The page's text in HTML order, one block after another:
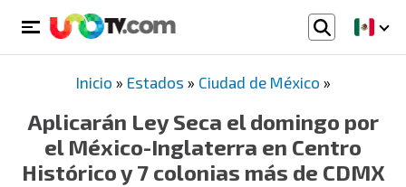
Inicio » Estados » Ciudad de México »
Aplicarán Ley Seca el domingo por
el México-Inglaterra en Centro
Histórico y 7 colonias más de CDMX